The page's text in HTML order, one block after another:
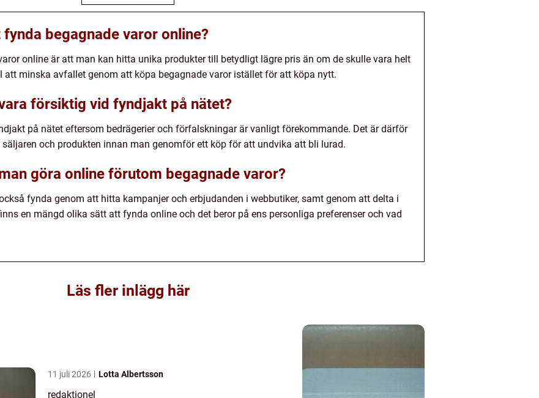
begagnade varor online?
online är att man kan hitta unika produkter till betydligt lägre pris än om de skulle vara helt
att minska avfallet genom att köpa begagnade varor istället för att köpa nytt.
försiktig vid fyndjakt på nätet?
på nätet eftersom bedrägerier och förfalskningar är vanligt förekommande. Det är därför
och produkten innan man genomför ett köp för att undvika att bli lurad.
göra online förutom begagnade varor?
fynda genom att hitta kampanjer och erbjudanden i webbutiker, samt genom att delta i
en mängd olika sätt att fynda online och det beror på ens personliga preferenser och vad
Läs fler inlägg här
11 juli 2026 Lotta Albertsson
redaktionel